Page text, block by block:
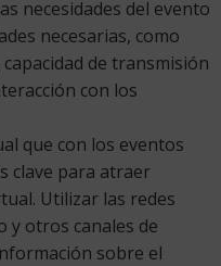
necesidades del evento
necesarias, como
de transmisión
con los
que con los eventos
clave para atraer
Utilizar las redes
y otros canales de
sobre el